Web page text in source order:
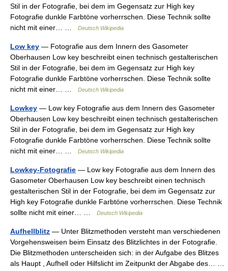
Stil in der Fotografie, bei dem im Gegensatz zur High key
Fotografie dunkle Farbtöne vorherrschen. Diese Technik sollte
nicht mit einer… …
Deutsch Wikipedia
Low key — Fotografie aus dem Innern des Gasometer
Oberhausen Low key beschreibt einen technisch gestalterischen
Stil in der Fotografie, bei dem im Gegensatz zur High key
Fotografie dunkle Farbtöne vorherrschen. Diese Technik sollte
nicht mit einer… …
Deutsch Wikipedia
Lowkey — Low key Fotografie aus dem Innern des Gasometer
Oberhausen Low key beschreibt einen technisch gestalterischen
Stil in der Fotografie, bei dem im Gegensatz zur High key
Fotografie dunkle Farbtöne vorherrschen. Diese Technik sollte
nicht mit einer… …
Deutsch Wikipedia
Lowkey-Fotografie — Low key Fotografie aus dem Innern des
Gasometer Oberhausen Low key beschreibt einen technisch
gestalterischen Stil in der Fotografie, bei dem im Gegensatz zur
High key Fotografie dunkle Farbtöne vorherrschen. Diese Technik
sollte nicht mit einer… …
Deutsch Wikipedia
Aufhellblitz — Unter Blitzmethoden versteht man verschiedenen
Vorgehensweisen beim Einsatz des Blitzlichtes in der Fotografie.
Die Blitzmethoden unterscheiden sich: in der Aufgabe des Blitzes
als Haupt , Aufhell oder Hilfslicht im Zeitpunkt der Abgabe des… …